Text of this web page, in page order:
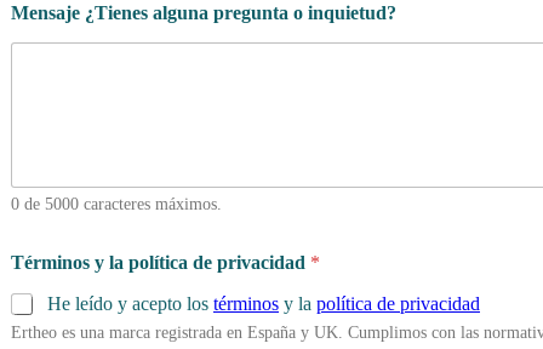
Mensaje ¿Tienes alguna pregunta o inquietud?
0 de 5000 caracteres máximos.
Términos y la política de privacidad *
He leído y acepto los términos y la política de privacidad
Ertheo es una marca registrada en España y UK. Cumplimos con las